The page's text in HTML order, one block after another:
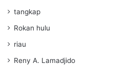
tangkap
Rokan hulu
riau
Reny A. Lamadjido